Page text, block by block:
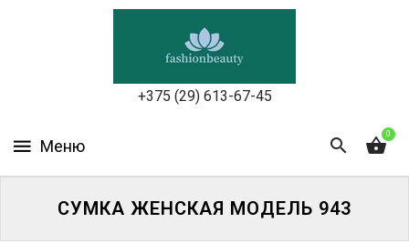
+375 (29) 613-67-45
0
УХОД
ТЕЛОМСУМКА ЖЕНСКАЯ МОДЕЛЬ 943